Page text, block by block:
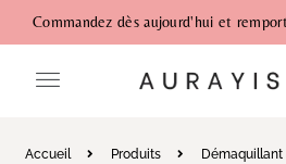
Commandez dès aujourd'hui et
Accueil Produits